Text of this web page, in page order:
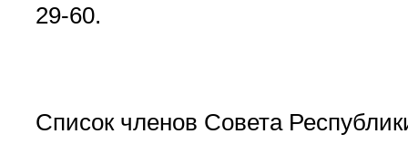
29-60.
Список членов Совета